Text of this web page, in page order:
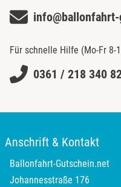
Für schnelle Hilfe (Mo-Fr 8-
0361 / 218 340
Anschrift & Kontakt
Ballonfahrt-Gutschein.net
Johannesstraße 176
Nordwestmecklenburg
Nürnberg
Oldenburg